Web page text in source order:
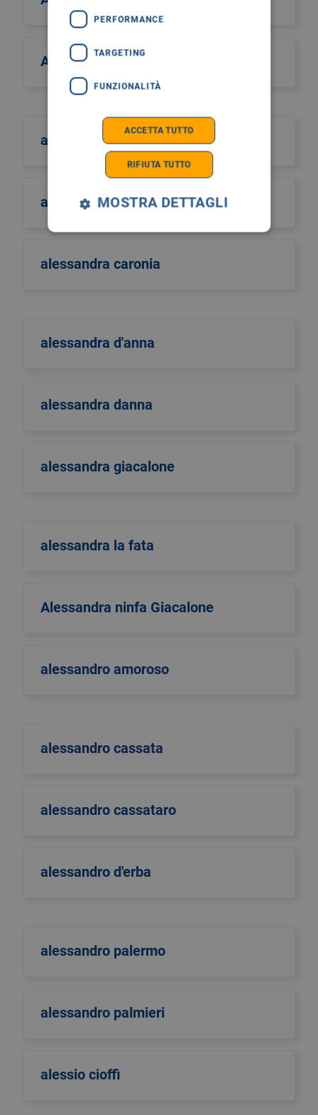
Alcos Zahar
aldo scarpa
aldo sinigaglia
alessandra caronia
alessandra d'anna
alessandra danna
alessandra giacalone
alessandra la fata
Alessandra ninfa Giacalone
alessandro amoroso
alessandro cassata
alessandro cassataro
alessandro d'erba
alessandro palermo
alessandro palmieri
alessio cioffi
PERFORMANCE
TARGETING
FUNZIONALITÀ
ACCETTA TUTTO
RIFIUTA TUTTO
MOSTRA DETTAGLI